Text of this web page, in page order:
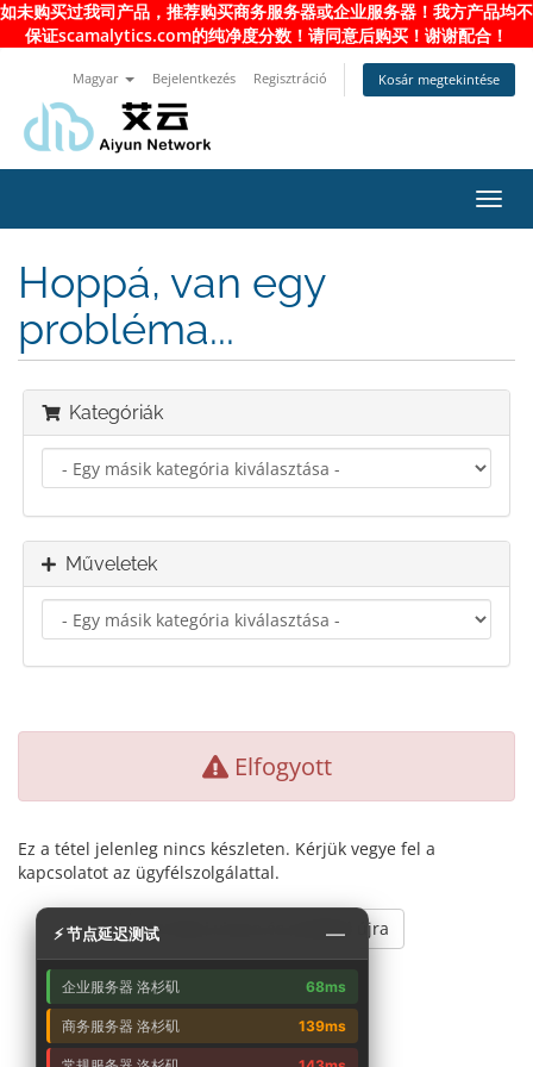
如未购买过我司产品，推荐购买商务服务器或企业服务器！我方产品均不
保证scamalytics.com的纯净度分数！请同意后购买！谢谢配合！
Magyar Bejelentkezés Regisztráció Kosár megtekintése
a
Hoppá, van egy
probléma...
Kategóriák
Műveletek
Elfogyott
Ez a tétel jelenleg nincs készleten. Kérjük vegye fel a
kapcsolatot az ügyfélszolgálattal.
Menj vissza és próbáld újra
⚡ 节点延迟测试 —
企业服务器 洛杉矶 68ms
商务服务器 洛杉矶 139ms